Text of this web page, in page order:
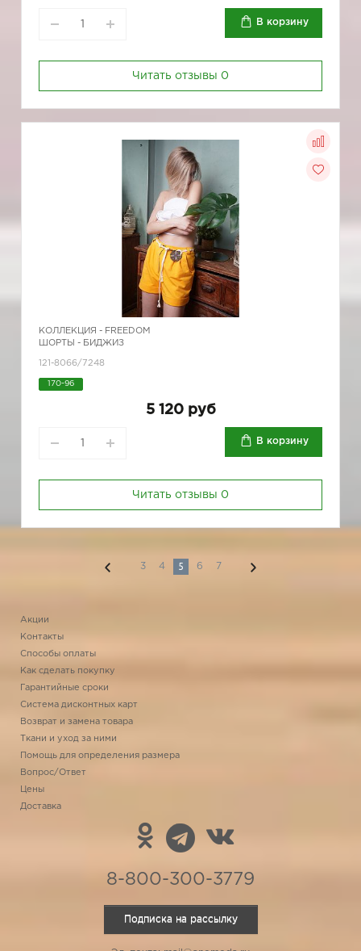
В корзину
Читать отзывы 0
КОЛЛЕКЦИЯ - FREEDOM
ШОРТЫ - БИДЖИЗ
121-8066/7248
170-96
5 120 руб
В корзину
Читать отзывы 0
3 4 5 6 7
Акции
Контакты
Способы оплаты
Как сделать покупку
Гарантийные сроки
Система дисконтных карт
Возврат и замена товара
Ткани и уход за ними
Помощь для определения размера
Вопрос/Ответ
Цены
Доставка
8-800-300-3779
Подписка на рассылку